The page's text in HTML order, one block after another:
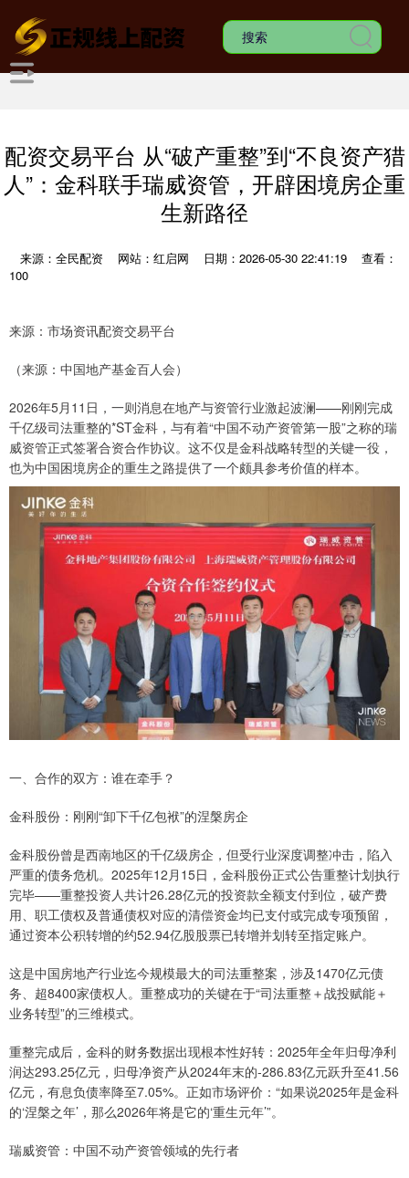
配资交易平台 从“破产重整”到“不良资产猎
人”：金科联手瑞威资管，开辟困境房企重
生新路径
来源：全民配资 网站：红启网 日期：2026-05-30 22:41:19
查看：
100
来源：市场资讯配资交易平台
（来源：中国地产基金百人会）
2026年5月11日，一则消息在地产与资管行业激起波澜——刚刚完成
千亿级司法重整的*ST金科，与有着“中国不动产资管第一股”之称的瑞
威资管正式签署合资合作协议。这不仅是金科战略转型的关键一役，
也为中国困境房企的重生之路提供了一个颇具参考价值的样本。
一、合作的双方：谁在牵手？
金科股份：刚刚“卸下千亿包袱”的涅槃房企
金科股份曾是西南地区的千亿级房企，但受行业深度调整冲击，陷入
严重的债务危机。2025年12月15日，金科股份正式公告重整计划执行
完毕——重整投资人共计26.28亿元的投资款全额支付到位，破产费
用、职工债权及普通债权对应的清偿资金均已支付或完成专项预留，
通过资本公积转增的约52.94亿股股票已转增并划转至指定账户。
这是中国房地产行业迄今规模最大的司法重整案，涉及1470亿元债
务、超8400家债权人。重整成功的关键在于“司法重整＋战投赋能＋
业务转型”的三维模式。
重整完成后，金科的财务数据出现根本性好转：2025年全年归母净利
润达293.25亿元，归母净资产从2024年末的-286.83亿元跃升至41.56
亿元，有息负债率降至7.05%。正如市场评价：“如果说2025年是金科
的‘涅槃之年’，那么2026年将是它的‘重生元年’”。
瑞威资管：中国不动产资管领域的先行者